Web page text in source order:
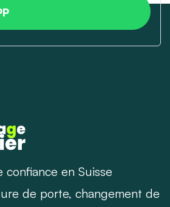
en Suisse
de porte, changement de